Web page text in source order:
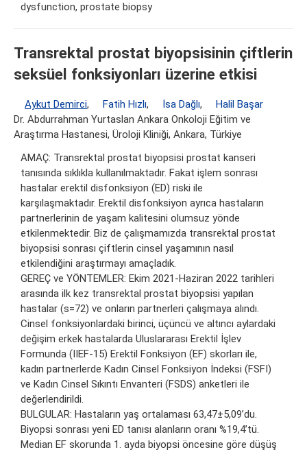
dysfunction, prostate biopsy
Transrektal prostat biyopsisinin çiftlerin
seksüel fonksiyonları üzerine etkisi
Aykut Demirci, Fatih Hızlı, İsa Dağlı,
Halil Başar
Dr. Abdurrahman Yurtaslan Ankara Onkoloji Eğitim ve
Araştırma Hastanesi, Üroloji Kliniği, Ankara, Türkiye
AMAÇ: Transrektal prostat biyopsisi prostat kanseri
tanısında sıklıkla kullanılmaktadır. Fakat işlem sonrası
hastalar erektil disfonksiyon (ED) riski ile
karşılaşmaktadır. Erektil disfonksiyon ayrıca hastaların
partnerlerinin de yaşam kalitesini olumsuz yönde
etkilenmektedir. Biz de çalışmamızda transrektal prostat
biyopsisi sonrası çiftlerin cinsel yaşamının nasıl
etkilendiğini araştırmayı amaçladık.
GEREÇ ve YÖNTEMLER: Ekim 2021-Haziran 2022 tarihleri
arasında ilk kez transrektal prostat biyopsisi yapılan
hastalar (s=72) ve onların partnerleri çalışmaya alındı.
Cinsel fonksiyonlardaki birinci, üçüncü ve altıncı aylardaki
değişim erkek hastalarda Uluslararası Erektil İşlev
Formunda (IIEF-15) Erektil Fonksiyon (EF) skorları ile,
kadın partnerlerde Kadın Cinsel Fonksiyon İndeksi (FSFI)
ve Kadın Cinsel Sıkıntı Envanteri (FSDS) anketleri ile
değerlendirildi.
BULGULAR: Hastaların yaş ortalaması 63,47±5,09’du.
Biyopsi sonrası yeni ED tanısı alanların oranı %19,4’tü.
Median EF skorunda 1. ayda biyopsi öncesine göre düşüş